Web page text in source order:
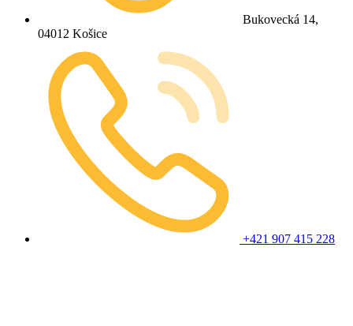
Bukovecká 14,
04012 Košice
+421 907 415 228